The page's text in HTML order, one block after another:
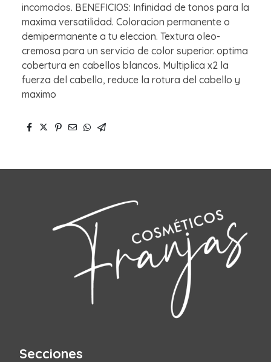
incomodos. BENEFICIOS: Infinidad de tonos para la
maxima versatilidad. Coloracion permanente o
demipermanente a tu eleccion. Textura oleo-
cremosa para un servicio de color superior. optima
cobertura en cabellos blancos. Multiplica x2 la
fuerza del cabello, reduce la rotura del cabello y
maximo
Secciones